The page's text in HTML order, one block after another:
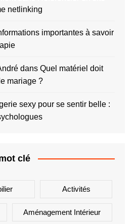
netlinking
importantes à savoir
dans Quel matériel doit
mariage ?
sexy pour se sentir belle :
clé
Activités
Aménagement Intérieur